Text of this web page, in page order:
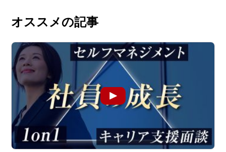
オススメの記事